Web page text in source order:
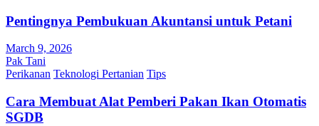
Pentingnya Pembukuan Akuntansi untuk Petani
March 9, 2026
Pak Tani
Perikanan Teknologi Pertanian Tips
Cara Membuat Alat Pemberi Pakan Ikan Otomatis
SGDB